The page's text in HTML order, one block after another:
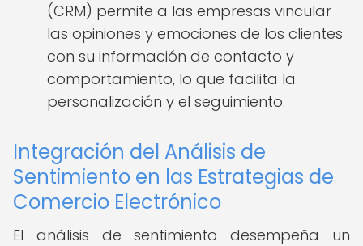
(CRM) permite a las empresas vincular
las opiniones y emociones de los clientes
con su información de contacto y
comportamiento, lo que facilita la
personalización y el seguimiento.
Integración del Análisis de
Sentimiento en las Estrategias de
Comercio Electrónico
El análisis de sentimiento desempeña un